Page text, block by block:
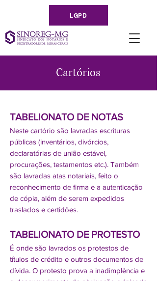
LGPD
Cartórios
TABELIONATO DE NOTAS
Neste cartório são lavradas escrituras
públicas (inventários, divórcios,
declaratórias de união estável,
procurações, testamentos etc.). Também
são lavradas atas notariais, feito o
reconhecimento de firma e a autenticação
de cópia, além de serem expedidos
traslados e certidões.
TABELIONATO DE PROTESTO
É onde são lavrados os protestos de
títulos de crédito e outros documentos de
dívida. O protesto prova a inadimplência e